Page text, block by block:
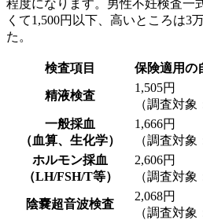
程度になります。男性不妊検査一
くて1,500円以下、高いところは3
た。
検査項目 保険適用の
精液検査
1,505円
（調査対象
一般採血
（血算、生化学）
1,666円
（調査対象
ホルモン採血
（LH/FSH/T等）
2,606円
（調査対象
陰嚢超音波検査
2,068円
（調査対象